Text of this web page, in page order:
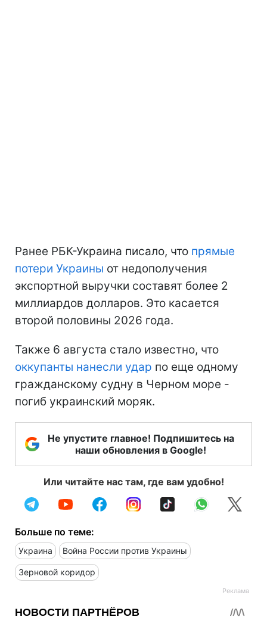
Ранее РБК-Украина писало, что прямые
потери Украины от недополучения
экспортной выручки составят более 2
миллиардов долларов. Это касается
второй половины 2026 года.
Также 6 августа стало известно, что
оккупанты нанесли удар по еще одному
гражданскому судну в Черном море -
погиб украинский моряк.
Не упустите главное! Подпишитесь на
наши обновления в Google!
Или читайте нас там, где вам удобно!
Больше по теме:
Украина Война России против Украины
Зерновой коридор